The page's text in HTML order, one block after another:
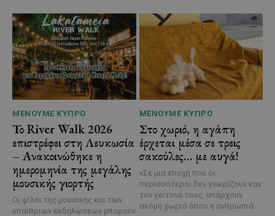
ΜΈΝΟΥΜΕ ΚΎΠΡΟ
Το River Walk 2026
επιστρέφει στη Λευκωσία
– Ανακοινώθηκε η
ημερομηνία της μεγάλης
μουσικής γιορτής
Οι φίλοι της μουσικής και των
υπαίθριων εκδηλώσεων μπορούν
ΜΈΝΟΥΜΕ ΚΎΠΡΟ
Στο χωριό, η αγάπη
έρχεται μέσα σε τρεις
σακούλες… με αυγά!
«Σε μια εποχή που οι
περισσότεροι δεν γνωρίζουν καν
τον γείτονά τους, υπάρχουν
ακόμη χωριά όπου η ανθρωπιά...